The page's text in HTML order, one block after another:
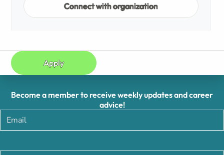
Connect with organization
Apply
Become a member to receive weekly updates and career
advice!